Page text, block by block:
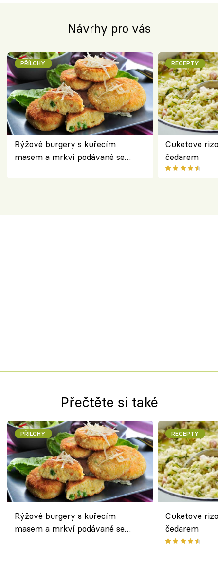
Návrhy pro vás
PŘÍLOHY
Rýžové burgery s kuřecím
masem a mrkví podávané se
RECEPTY
Cuketové
čedarem
Přečtěte si také
PŘÍLOHY
Rýžové burgery s kuřecím
masem a mrkví podávané se
RECEPTY
Cuketové
čedarem